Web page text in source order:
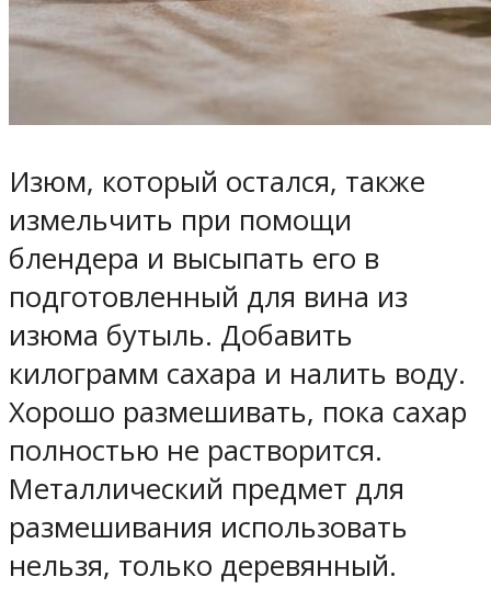
Изюм, который остался, также
измельчить при помощи
блендера и высыпать его в
подготовленный для вина из
изюма бутыль. Добавить
килограмм сахара и налить воду.
Хорошо размешивать, пока сахар
полностью не растворится.
Металлический предмет для
размешивания использовать
нельзя, только деревянный.